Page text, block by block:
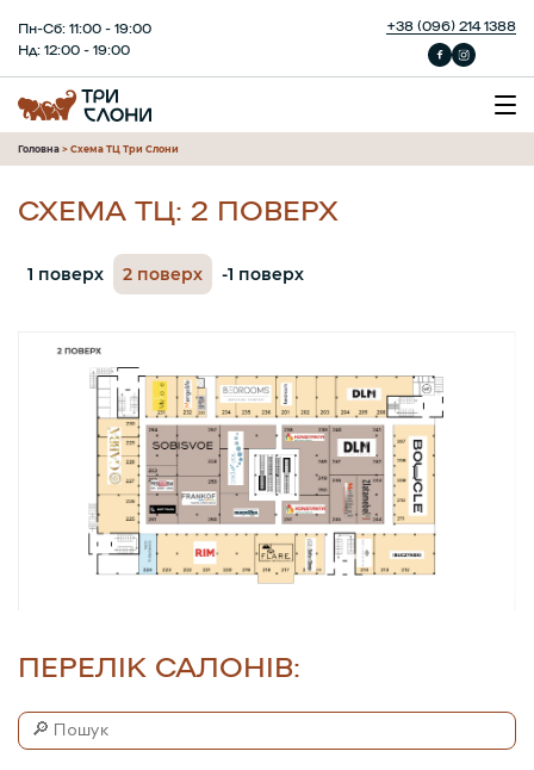
Пн-Сб: 11:00 - 19:00
Нд: 12:00 - 19:00
+38 (096) 214 1388
Головна > Схема ТЦ Три Слони
СХЕМА ТЦ: 2 ПОВЕРХ
1 поверх 2 поверх -1 поверх
ПЕРЕЛІК САЛОНІВ: